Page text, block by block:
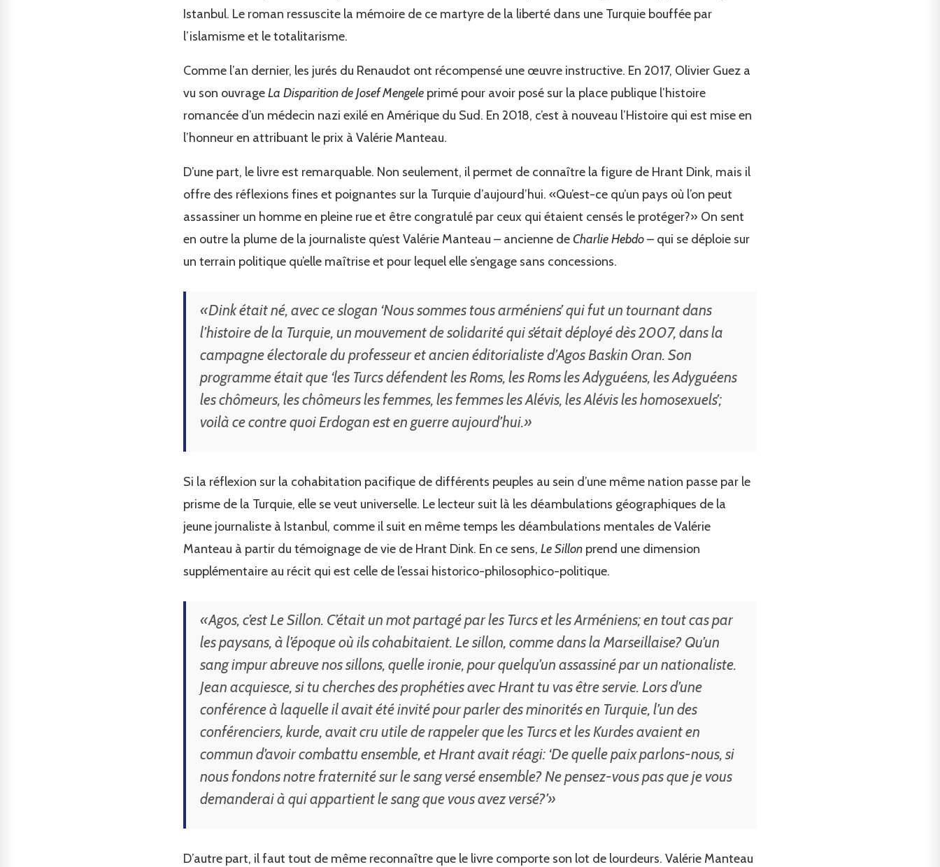
Istanbul. Le roman ressuscite la mémoire de ce martyre de la liberté dans une Turquie bouffée par
l’islamisme et le totalitarisme.
Comme l’an dernier, les jurés du Renaudot ont récompensé une œuvre instructive. En 2017, Olivier Guez a
vu son ouvrageLa Disparition de Josef Mengele primé pour avoir posé sur la place publique l’histoire
romancée d’un médecin nazi exilé en Amérique du Sud. En 2018, c’est à nouveau l’Histoire qui est mise en
l’honneur en attribuant le prix à Valérie Manteau.
D’une part, le livre est remarquable. Non seulement, il permet de connaître la figure de Hrant Dink, mais il
offre des réflexions fines et poignantes sur la Turquie d’aujourd’hui. «Qu’est-ce qu’un pays où l’on peut
assassiner un homme en pleine rue et être congratulé par ceux qui étaient censés le protéger?» On sent
en outre la plume de la journaliste qu’est Valérie Manteau – ancienne deCharlie Hebdo– qui se déploie sur
un terrain politique qu’elle maîtrise et pour lequel elle s’engage sans concessions.
«Dink était né, avec ce slogan ‘Nous sommes tous arméniens’ qui fut un tournant dans
l’histoire de la Turquie, un mouvement de solidarité qui s’était déployé dès 2007, dans la
campagne électorale du professeur et ancien éditorialiste d’Agos Baskin Oran. Son
programme était que ‘les Turcs défendent les Roms, les Roms les Adyguéens, les Adyguéens
les chômeurs, les chômeurs les femmes, les femmes les Alévis, les Alévis les homosexuels’;
voilà ce contre quoi Erdogan est en guerre aujourd’hui.»
Si la réflexion sur la cohabitation pacifique de différents peuples au sein d’une même nation passe par le
prisme de la Turquie, elle se veut universelle. Le lecteur suit là les déambulations géographiques de la
jeune journaliste à Istanbul, comme il suit en même temps les déambulations mentales de Valérie
Manteau à partir du témoignage de vie de Hrant Dink. En ce sens, Le Sillon prend une dimension
supplémentaire au récit qui est celle de l’essai historico-philosophico-politique.
«Agos, c’est Le Sillon. C’était un mot partagé par les Turcs et les Arméniens; en tout cas par
les paysans, à l’époque où ils cohabitaient. Le sillon, comme dans la Marseillaise? Qu’un
sang impur abreuve nos sillons, quelle ironie, pour quelqu’un assassiné par un nationaliste.
Jean acquiesce, si tu cherches des prophéties avec Hrant tu vas être servie. Lors d’une
conférence à laquelle il avait été invité pour parler des minorités en Turquie, l’un des
conférenciers, kurde, avait cru utile de rappeler que les Turcs et les Kurdes avaient en
commun d’avoir combattu ensemble, et Hrant avait réagi: ‘De quelle paix parlons-nous, si
nous fondons notre fraternité sur le sang versé ensemble? Ne pensez-vous pas que je vous
demanderai à qui appartient le sang que vous avez versé?’»
D’autre part, il faut tout de même reconnaître que le livre comporte son lot de lourdeurs. Valérie Manteau